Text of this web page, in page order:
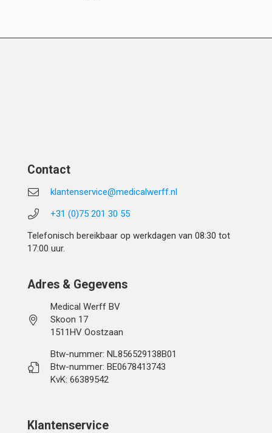
Contact
klantenservice@medicalwerff.nl
+31 (0)75 201 30 55
Telefonisch bereikbaar op werkdagen van 08:30 tot
17:00 uur.
Adres & Gegevens
Medical Werff BV
Skoon 17
1511HV Oostzaan
Btw-nummer: NL856529138B01
Btw-nummer: BE0678413743
KvK: 66389542
Klantenservice